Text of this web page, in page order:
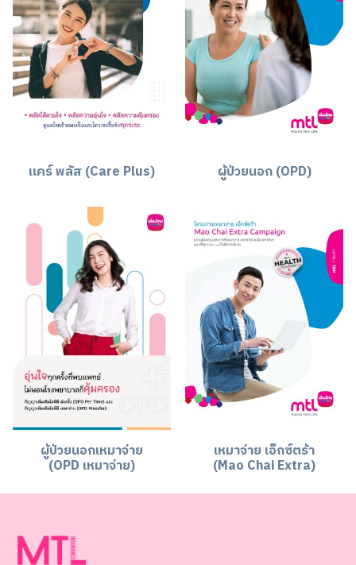
แคร์ พลัส (Care Plus) ผู้ป่วยนอก (OPD)
ผู้ป่วยนอกเหมาจ่าย
(OPD เหมาจ่าย)
เหมาจ่าย เอ็กซ์ตร้า
(Mao Chai Extra)